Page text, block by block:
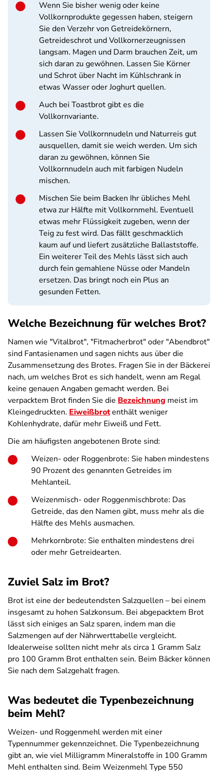
Wenn Sie bisher wenig oder keine
Vollkornprodukte gegessen haben, steigern
Sie den Verzehr von Getreidekörnern,
Getreideschrot und Vollkornerzeugnissen
langsam. Magen und Darm brauchen Zeit, um
sich daran zu gewöhnen. Lassen Sie Körner
und Schrot über Nacht im Kühlschrank in
etwas Wasser oder Joghurt quellen.
Auch bei Toastbrot gibt es die
Vollkornvariante.
Lassen Sie Vollkornnudeln und Naturreis gut
ausquellen, damit sie weich werden. Um sich
daran zu gewöhnen, können Sie
Vollkornnudeln auch mit farbigen Nudeln
mischen.
Mischen Sie beim Backen Ihr übliches Mehl
etwa zur Hälfte mit Vollkornmehl. Eventuell
etwas mehr Flüssigkeit zugeben, wenn der
Teig zu fest wird. Das fällt geschmacklich
kaum auf und liefert zusätzliche Ballaststoffe.
Ein weiterer Teil des Mehls lässt sich auch
durch fein gemahlene Nüsse oder Mandeln
ersetzen. Das bringt noch ein Plus an
gesunden Fetten.
Welche Bezeichnung für welches Brot?
Namen wie "Vitalbrot", "Fitmacherbrot" oder "Abendbrot"
sind Fantasienamen und sagen nichts aus über die
Zusammensetzung des Brotes. Fragen Sie in der Bäckerei
nach, um welches Brot es sich handelt, wenn am Regal
keine genauen Angaben gemacht werden. Bei
verpacktem Brot finden Sie die Bezeichnung meist im
Kleingedruckten. Eiweißbrotenthält weniger
Kohlenhydrate, dafür mehr Eiweiß und Fett.
Die am häufigsten angebotenen Brote sind:
Weizen- oder Roggenbrote: Sie haben mindestens
90 Prozent des genannten Getreides im
Mehlanteil.
Weizenmisch- oder Roggenmischbrote: Das
Getreide, das den Namen gibt, muss mehr als die
Hälfte des Mehls ausmachen.
Mehrkornbrote: Sie enthalten mindestens drei
oder mehr Getreidearten.
Zuviel Salz im Brot?
Brot ist eine der bedeutendsten Salzquellen – bei einem
insgesamt zu hohen Salzkonsum. Bei abgepacktem Brot
lässt sich einiges an Salz sparen, indem man die
Salzmengen auf der Nährwerttabelle vergleicht.
Idealerweise sollten nicht mehr als circa 1 Gramm Salz
pro 100 Gramm Brot enthalten sein. Beim Bäcker können
Sie nach dem Salzgehalt fragen.
Was bedeutet die Typenbezeichnung
beim Mehl?
Weizen- und Roggenmehl werden mit einer
Typennummer gekennzeichnet. Die Typenbezeichnung
gibt an, wie viel Milligramm Mineralstoffe in 100 Gramm
Mehl enthalten sind. Beim Weizenmehl Type 550